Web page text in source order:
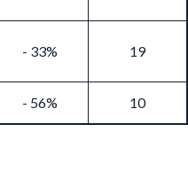
- 33% 19
- 56% 10